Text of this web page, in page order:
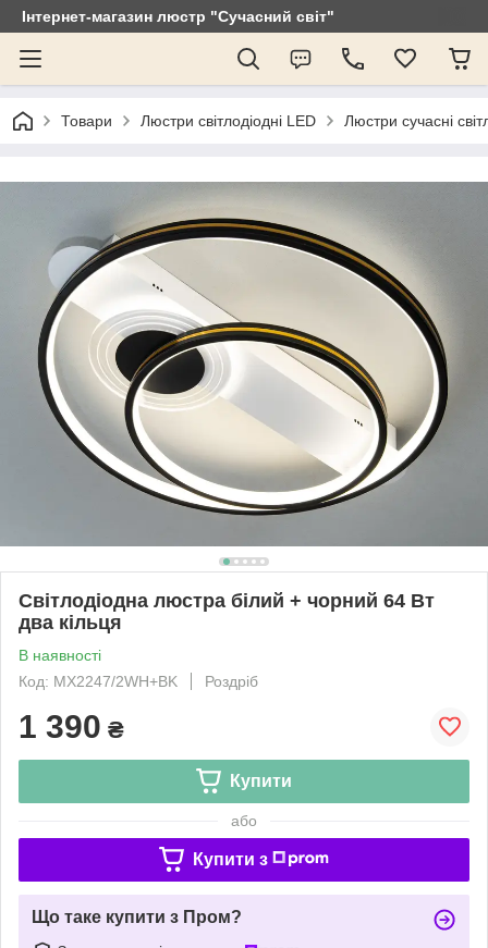
Інтернет-магазин люстр "Сучасний світ"
Товари Люстри світлодіодні LED Люстри сучасні
Світлодіодна люстра білий + чорний 64 Вт
два кільця
В наявності
Код: MX2247/2WH+BK
Роздріб
1 390 ₴
Купити
або
Купити з
Що таке купити з Пром?